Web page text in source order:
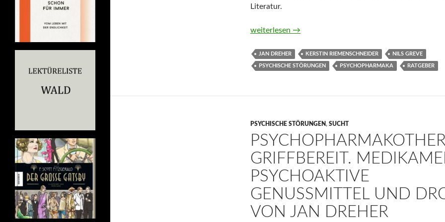
Literatur.
Umgang mit Psychopharmaka. Wirkungen,
weiterlesen →
JAN DREHER KERSTIN RIEMENSCHNEIDER NILS GREVE
PSYCHISCHE STÖRUNGEN PSYCHOPHARMAKA RATGEBER
PSYCHISCHE STÖRUNGEN, SUCHT
GRIFFBEREIT.
PSYCHOAKTIVE
GENUSSMITTEL UND
VON JAN DREHER